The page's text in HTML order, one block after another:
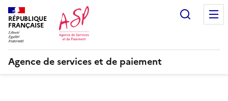
RÉPUBLIQUE
FRANÇAISE
Agence de services et de paiement